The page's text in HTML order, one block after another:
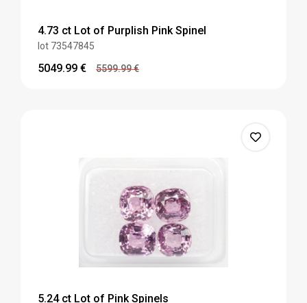
4.73 ct Lot of Purplish Pink Spinel
lot 73547845
5049.99 € 5599.99€
5.24 ct Lot of Pink Spinels